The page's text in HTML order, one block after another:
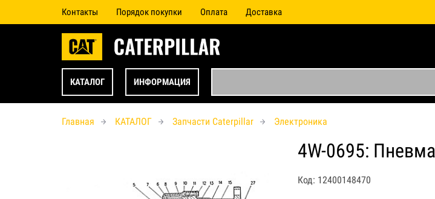
Контакты Порядок покупки Оплата Доставка
КАТАЛОГ ИНФОРМАЦИЯ
Главная КАТАЛОГ Запчасти Caterpillar Электроника
4W-0695:
Код: 12400148470